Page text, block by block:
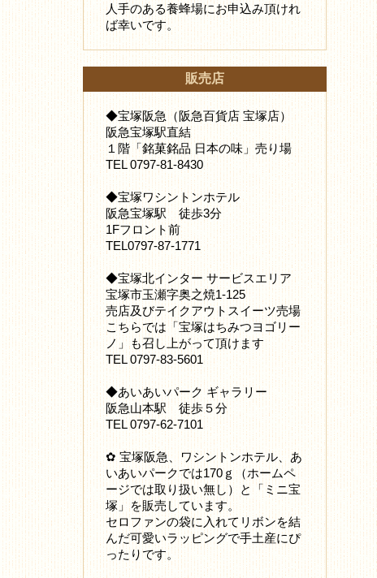
人手のある養蜂場にお申込み頂けれ
ば幸いです。
販売店
◆宝塚阪急（阪急百貨店 宝塚店）
阪急宝塚駅直結
１階「銘菓銘品 日本の味」売り場
TEL 0797-81-8430
◆宝塚ワシントンホテル
阪急宝塚駅 徒歩3分
1Fフロント前
TEL0797-87-1771
◆宝塚北インター サービスエリア
宝塚市玉瀬字奥之焼1-125
売店及びテイクアウトスイーツ売場
こちらでは「宝塚はちみつヨゴリー
ノ」も召し上がって頂けます
TEL 0797-83-5601
◆あいあいパーク ギャラリー
阪急山本駅 徒歩５分
TEL 0797-62-7101
✿ 宝塚阪急、ワシントンホテル、あ
いあいパークでは170ｇ（ホームペ
ージでは取り扱い無し）と「ミニ宝
塚」を販売しています。
セロファンの袋に入れてリボンを結
んだ可愛いラッピングで手土産にぴ
ったりです。